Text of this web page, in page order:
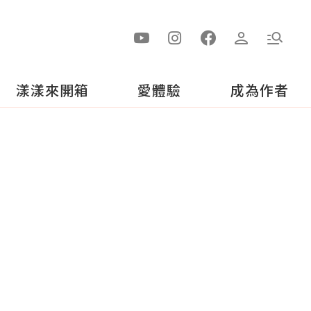
漾漾來開箱 愛體驗 成為作者